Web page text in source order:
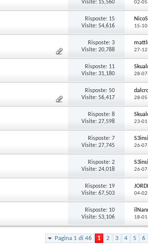
Visite: 15,560
02-
Risposte: 15
Visite: 54,616
15-
Risposte: 3
Visite: 20,788
27-
Risposte: 11
Visite: 31,180
28-
Risposte: 50
Visite: 56,417
28-
Risposte: 8
Visite: 27,598
23-
Risposte: 7
Visite: 27,745
26-
Risposte: 2
Visite: 24,018
26-
Risposte: 19
Visite: 67,503
JORDI
04-
Risposte: 10
Visite: 53,106
18-
Pagina 1 di 46 1 2 3 4 5 6